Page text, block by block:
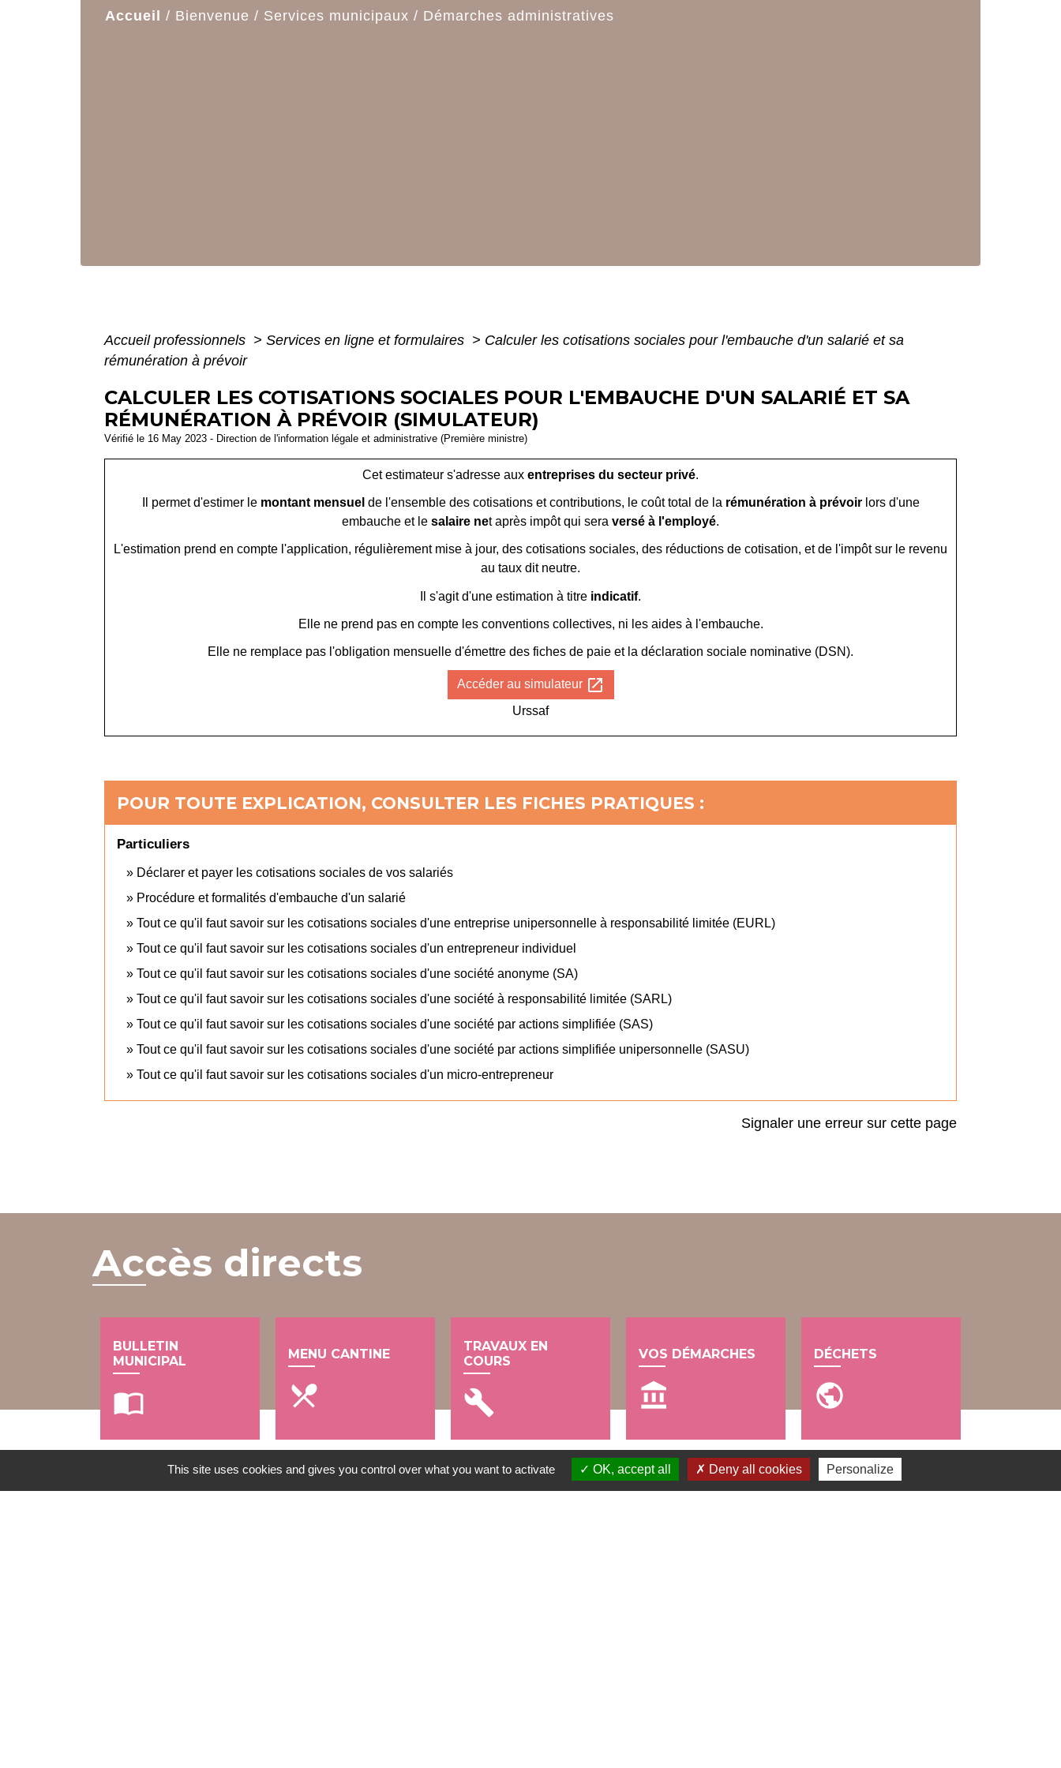
Accueil / Bienvenue / Services municipaux / Démarches administratives
Accueil professionnels > Services en ligne et formulaires > Calculer les cotisations sociales pour l'embauche d'un salarié et sa
rémunération à prévoir
CALCULER LES COTISATIONS SOCIALES POUR L'EMBAUCHE D'UN SALARIÉ ET SA
RÉMUNÉRATION À PRÉVOIR (SIMULATEUR)
Vérifié le 16 May 2023 - Direction de l'information légale et administrative (Première ministre)
Cet estimateur s'adresse aux entreprises du secteur privé.
Il permet d'estimer le montant mensuel de l'ensemble des cotisations et contributions, le coût total de la rémunération à prévoirlors d'une
embauche et le salaire net après impôt qui sera versé à l'employé.
L'estimation prend en compte l'application, régulièrement mise à jour, des cotisations sociales, des réductions de cotisation, et de l'impôt sur le revenu
au taux dit neutre.
Il s'agit d'une estimation à titre indicatif.
Elle ne prend pas en compte les conventions collectives, ni les aides à l'embauche.
Elle ne remplace pas l'obligation mensuelle d'émettre des fiches de paie et la déclaration sociale nominative (DSN).
Accéder au simulateur open_in_new
Urssaf
POUR TOUTE EXPLICATION, CONSULTER LES FICHES PRATIQUES :
Particuliers
Déclarer et payer les cotisations sociales de vos salariés
Procédure et formalités d'embauche d'un salarié
Tout ce qu'il faut savoir sur les cotisations sociales d'une entreprise unipersonnelle à responsabilité limitée (EURL)
Tout ce qu'il faut savoir sur les cotisations sociales d'un entrepreneur individuel
Tout ce qu'il faut savoir sur les cotisations sociales d'une société anonyme (SA)
Tout ce qu'il faut savoir sur les cotisations sociales d'une société à responsabilité limitée (SARL)
Tout ce qu'il faut savoir sur les cotisations sociales d'une société par actions simplifiée (SAS)
Tout ce qu'il faut savoir sur les cotisations sociales d'une société par actions simplifiée unipersonnelle (SASU)
Tout ce qu'il faut savoir sur les cotisations sociales d'un micro-entrepreneur
Signaler une erreur sur cette page
Accès directs
BULLETIN
MUNICIPAL
import_contacts
MENU CANTINE
local_dining
TRAVAUX EN
COURS
build
VOS DÉMARCHES
account_balance
DÉCHETS
public
This site uses cookies and gives you control over what you want to activate OK, accept all Deny all cookies Personalize